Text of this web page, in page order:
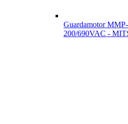
Guardamotor
200/690VAC -